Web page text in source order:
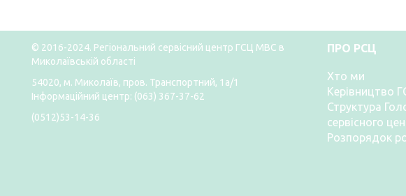
© 2016-2024. Регіональний сервісний центр ГСЦ МВС в
Миколаївській області
54020, м. Миколаїв, пров. Транспортний, 1а/1
Інформаційний центр: (063) 367-37-62
(0512)53-14-36
ПРО РСЦ
Хто ми
Керівництво
Структура
сервісного
Розпорядок